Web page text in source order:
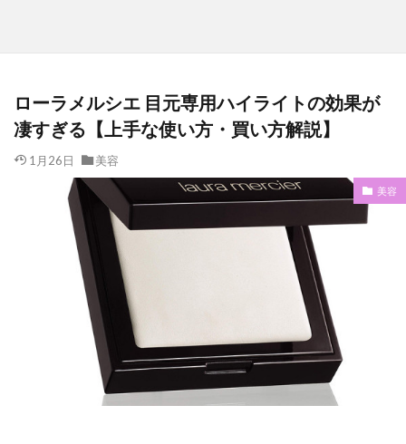
ローラメルシエ 目元専用ハイライトの効果が
凄すぎる【上手な使い方・買い方解説】
1月26日 美容
美容